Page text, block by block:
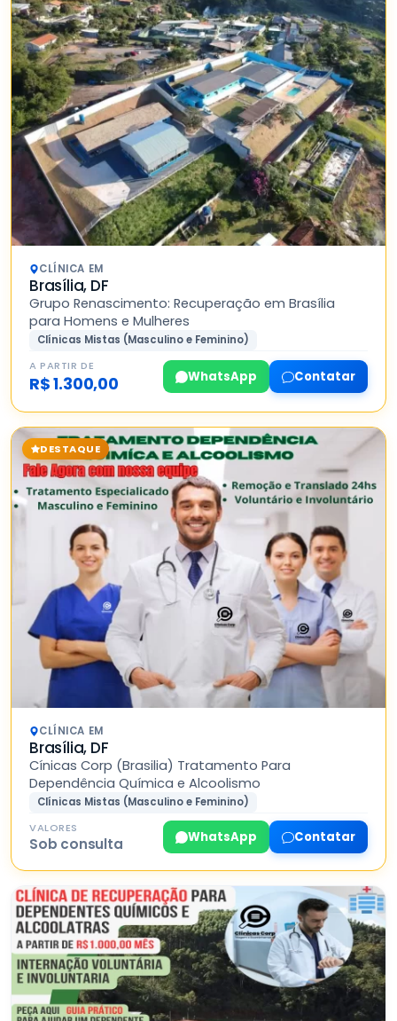
CLÍNICA EM
Brasília, DF
Grupo Renascimento: Recuperação em Brasília
para Homens e Mulheres
Clínicas Mistas (Masculino e Feminino)
A PARTIR DE
R$ 1.300,00 WhatsApp Contatar
DESTAQUE
CLÍNICA EM
Brasília, DF
Cínicas Corp (Brasilia) Tratamento Para
Dependência Química e Alcoolismo
Clínicas Mistas (Masculino e Feminino)
VALORES
Sob consulta WhatsApp Contatar